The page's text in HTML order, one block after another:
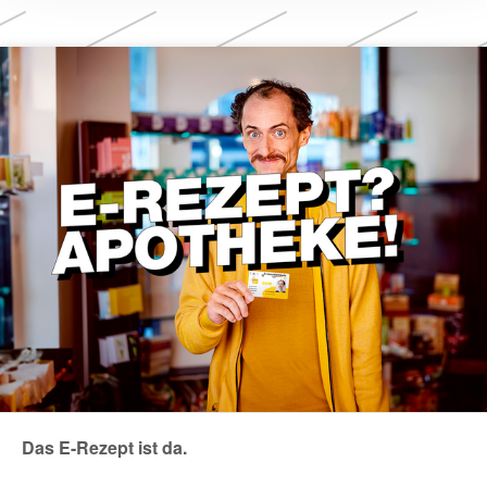
Themen
Das E-Rezept ist da.